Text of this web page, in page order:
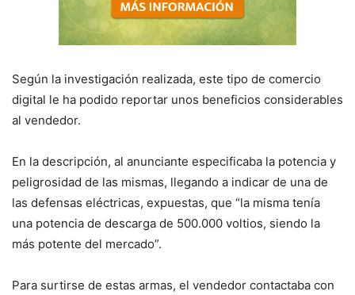
Según la investigación realizada, este tipo de comercio
digital le ha podido reportar unos beneficios considerables
al vendedor.
En la descripción, al anunciante especificaba la potencia y
peligrosidad de las mismas, llegando a indicar de una de
las defensas eléctricas, expuestas, que “la misma tenía
una potencia de descarga de 500.000 voltios, siendo la
más potente del mercado”.
Para surtirse de estas armas, el vendedor contactaba con